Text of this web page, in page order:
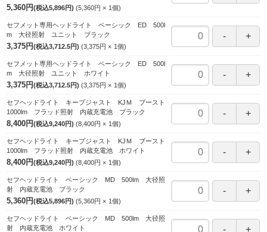
5,360円(税込5,896円) 5,360円 1 個
セフメット専用ヘッドライト ベーシック ED 500l
m 大径照射 ユニット ブラック
3,375円(税込3,712.5円) 3,375円 1 個
セフメット専用ヘッドライト ベーシック ED 500l
m 大径照射 ユニット ホワイト
3,375円(税込3,712.5円) 3,375円 1 個
セフヘッドライト キープジャスト KJＭ ブースト
1000lm フラッド照射 内蔵充電池 ブラック
8,400円(税込9,240円) 8,400円 1 個
セフヘッドライト キープジャスト KJＭ ブースト
1000lm フラッド照射 内蔵充電池 ホワイト
8,400円(税込9,240円) 8,400円 1 個
セフヘッドライト ベーシック MD 500lm 大径照
射 内蔵充電池 ブラック
5,360円(税込5,896円) 5,360円 1 個
セフヘッドライト ベーシック MD 500lm 大径照
射 内蔵充電池 ホワイト